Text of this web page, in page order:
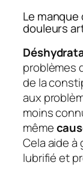
Le manque
douleurs
problèmes
de la
aux
moins
même
Cela aide à
lubrifié et